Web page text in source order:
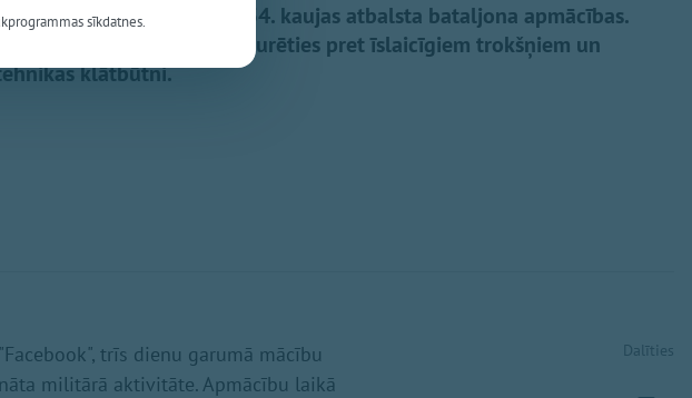
2. Vidzemes brigādes 54. kaujas atbalsta bataljona apmācības.
tiek aicināti ar sapratni izturēties pret īslaicīgiem trokšņiem un
klātbūtni.
trīs dienu garumā mācību
militārā aktivitāte. Apmācību laikā
Dalīties
sīkdatnes.